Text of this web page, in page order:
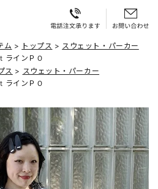
ム トップス
スウェット・パーカー
ラインＰＯ
ス
スウェット・パーカー
ラインＰＯ